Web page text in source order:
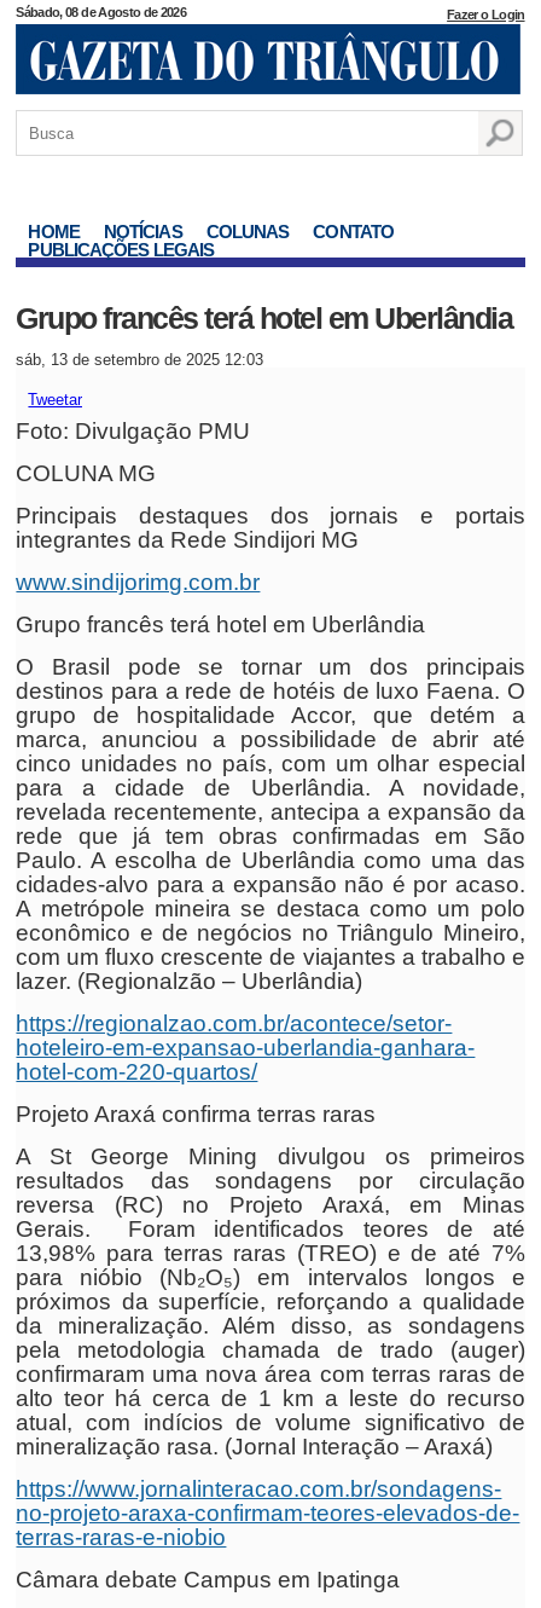
Sábado, 08 de Agosto de 2026 Fazer o Login
HOME NOTÍCIAS COLUNAS
CONTATO
PUBLICAÇÕES LEGAIS
Grupo francês terá hotel em Uberlândia
sáb, 13 de setembro de 2025 12:03
Tweetar
Foto: Divulgação PMU
COLUNA MG
Principais destaques dos jornais e portais
integrantes da Rede Sindijori MG
www.sindijorimg.com.br
Grupo francês terá hotel em Uberlândia
O Brasil pode se tornar um dos principais
destinos para a rede de hotéis de luxo Faena. O
grupo de hospitalidade Accor, que detém a
marca, anunciou a possibilidade de abrir até
cinco unidades no país, com um olhar especial
para a cidade de Uberlândia. A novidade,
revelada recentemente, antecipa a expansão da
rede que já tem obras confirmadas em São
Paulo. A escolha de Uberlândia como uma das
cidades-alvo para a expansão não é por acaso.
A metrópole mineira se destaca como um polo
econômico e de negócios no Triângulo Mineiro,
com um fluxo crescente de viajantes a trabalho e
lazer. (Regionalzão – Uberlândia)
https://regionalzao.com.br/acontece/setor-
hoteleiro-em-expansao-uberlandia-ganhara-
hotel-com-220-quartos/
Projeto Araxá confirma terras raras
A St George Mining divulgou os primeiros
resultados das sondagens por circulação
reversa (RC) no Projeto Araxá, em Minas
Gerais. Foram identificados teores de até
13,98% para terras raras (TREO) e de até 7%
para nióbio (Nb₂O₅) em intervalos longos e
próximos da superfície, reforçando a qualidade
da mineralização. Além disso, as sondagens
pela metodologia chamada de trado (auger)
confirmaram uma nova área com terras raras de
alto teor há cerca de 1 km a leste do recurso
atual, com indícios de volume significativo de
mineralização rasa. (Jornal Interação – Araxá)
https://www.jornalinteracao.com.br/sondagens-
no-projeto-araxa-confirmam-teores-elevados-de-
terras-raras-e-niobio
Câmara debate Campus em Ipatinga